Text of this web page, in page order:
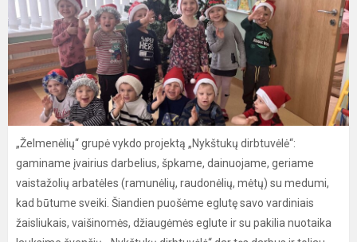
„Želmenėlių“ grupė vykdo projektą „Nykštukų dirbtuvėlė“:
gaminame įvairius darbelius, špkame, dainuojame, geriame
vaistažolių arbatėles (ramunėlių, raudonėlių, mėtų) su medumi,
kad būtume sveiki. Šiandien puošėme eglutę savo vardiniais
žaisliukais, vaišinomės, džiaugėmės eglute ir su pakilia nuotaika